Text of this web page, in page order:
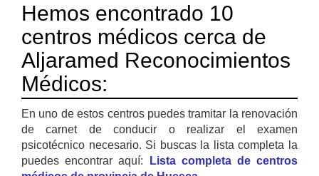
Hemos encontrado 10
centros médicos cerca de
Aljaramed Reconocimientos
Médicos:
En uno de estos centros puedes tramitar la renovación
de carnet de conducir o realizar el examen
psicotécnico necesario. Si buscas la lista completa la
puedes encontrar aquí:
Lista completa de centros